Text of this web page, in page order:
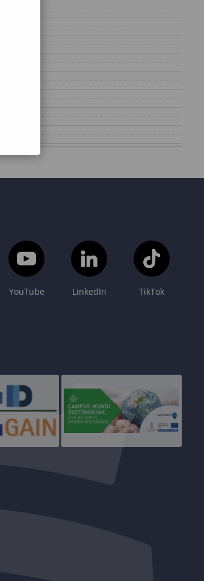
YouTube LinkedIn TikTok